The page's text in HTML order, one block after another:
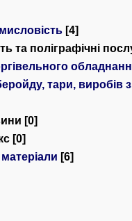
[4]
та поліграфічні
тари, виробів
[0]
[0]
[6]